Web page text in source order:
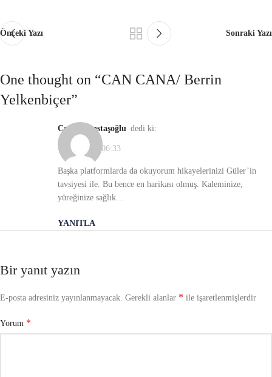
Önceki Yazı Sonraki Yazı
One thought on “CAN CANA/ Berrin
Yelkenbiçer”
cenk elmastaşoğlu dedi ki:
16/04/2021, 06:33
Başka platformlarda da okuyorum hikayelerinizi Güler’in
tavsiyesi ile. Bu bence en harikası olmuş. Kaleminize,
yüreğinize sağlık…
YANITLA
Bir yanıt yazın
E-posta adresiniz yayınlanmayacak. Gerekli alanlar * ile işaretlenmişlerdir
Yorum *